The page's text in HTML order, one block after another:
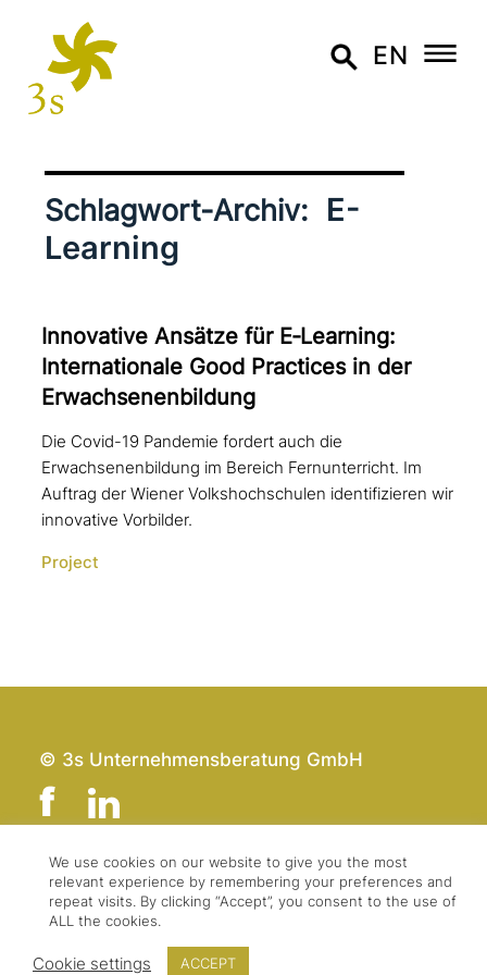
EN
Schlagwort-Archiv: E-
Learning
Innovative Ansätze für E‑Learning:
Internationale Good Practices in der
Erwachsenenbildung
Die Covid-19 Pandemie fordert auch die
Erwachsenenbildung im Bereich Fernunterricht. Im
Auftrag der Wiener Volkshochschulen identifizieren wir
innovative Vorbilder.
Project
© 3s Unternehmensberatung GmbH
Team
Kontakt
Impressum
We use cookies on our website to give you the most
relevant experience by remembering your preferences and
repeat visits. By clicking “Accept”, you consent to the use of
ALL the cookies.
Cookie settings ACCEPT